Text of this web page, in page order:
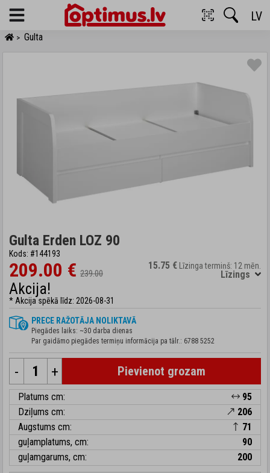
Menu LV
> Gulta
Gulta Erden LOZ 90
Kods: #144193
209.00 € 239.00
Akcija!
* Akcija spēkā līdz: 2026-08-31
15.75 € Līzinga termiņš: 12 mēn.
Līzings
PRECE RAŽOTĀJA NOLIKTAVĀ
Piegādes laiks: ~30 darba dienas
Par gaidāmo piegādes termiņu informācija pa tālr.: 6788 5252
- + Pievienot grozam
Platums cm:
95
Dziļums cm:
206
Augstums cm:
71
guļamplatums, cm:
90
guļamgarums, cm:
200